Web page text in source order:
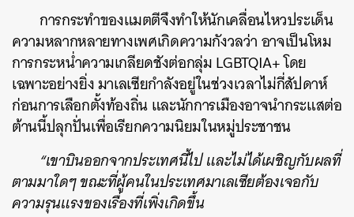
การกระทำของแมตตีจึงทำให้นักเคลื่อนไหวประเด็น
ความหลากหลายทางเพศเกิดความกังวลว่า อาจเป็นโหม
การกระหน่ำความเกลียดชังต่อกลุ่มLGBTQIA+โดย
เฉพาะอย่างยิ่ง มาเลเซียกำลังอยู่ในช่วงเวลาไม่กี่สัปดาห์
ก่อนการเลือกตั้งท้องถิ่น และนักการเมืองอาจนำกระแสต่อ
ต้านนี้ปลุกปั่นเพื่อเรียกความนิยมในหมู่ประชาชน
“เขาบินออกจากประเทศนี้ไป และไม่ได้เผชิญกับผลที่
ตามมาใดๆ ขณะที่ผู้คนในประเทศมาเลเซียต้องเจอกับ
ความรุนแรงของเรื่องที่เพิ่งเกิดขึ้น